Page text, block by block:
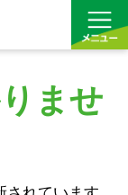
ませ